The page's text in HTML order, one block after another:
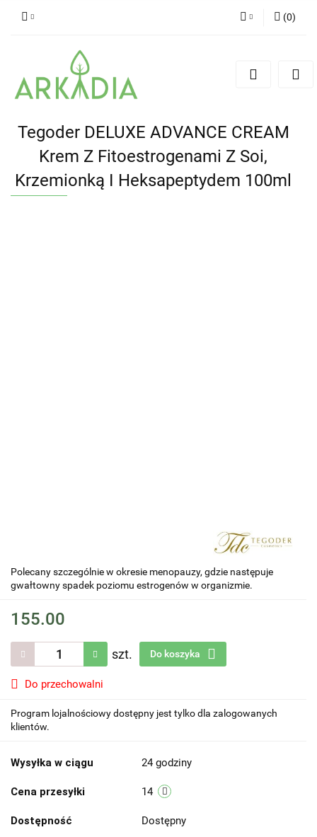
(0)
Tegoder DELUXE ADVANCE CREAM
Krem Z Fitoestrogenami Z Soi,
Krzemionką I Heksapeptydem 100ml
Polecany szczególnie w okresie menopauzy, gdzie następuje
gwałtowny spadek poziomu estrogenów w organizmie.
155.00
szt. Do koszyka
Do przechowalni
Program lojalnościowy dostępny jest tylko dla zalogowanych
klientów.
Wysyłka w ciągu 24 godziny
Cena przesyłki 14
Dostępność Dostępny